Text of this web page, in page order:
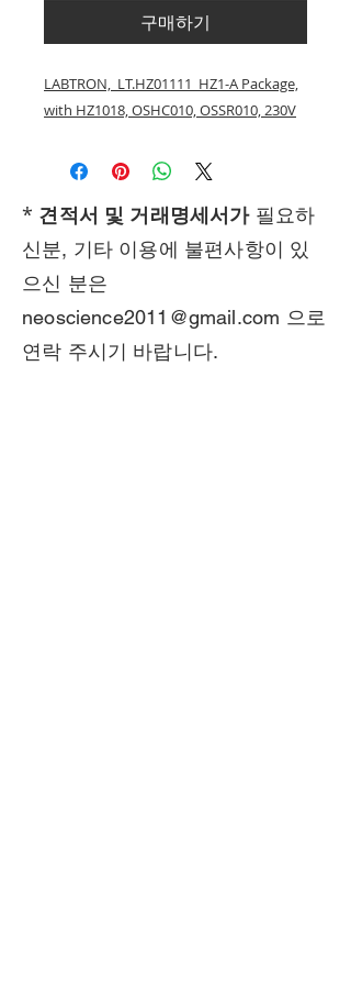
구매하기
LABTRON, LT.HZ01111 HZ1-A Package,
with HZ1018, OSHC010, OSSR010, 230V
* 견적서 및 거래명세서가필요하
신분, 기타 이용에 불편사항이 있
으신 분은
neoscience2011@gmail.com 으로
연락 주시기 바랍니다.